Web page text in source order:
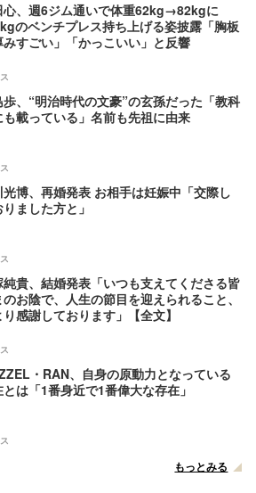
心、週6ジム通いで体重62kg→82kgに
のベンチプレス持ち上げる姿披露「胸板
みすごい」「かっこいい」と反響
歩、“明治時代の文豪”の玄孫だった「教科
も載っている」名前も先祖に由来
光博、再婚発表 お相手は妊娠中「交際し
ました方と」
純貴、結婚発表「いつも支えてくださる皆
のお陰で、人生の節目を迎えられること、
感謝しております」【全文】
・RAN、自身の原動力となっている
は「1番身近で1番偉大な存在」
もっとみる